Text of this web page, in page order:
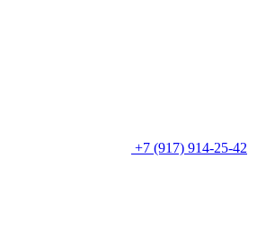
+7 (917) 914-25-42